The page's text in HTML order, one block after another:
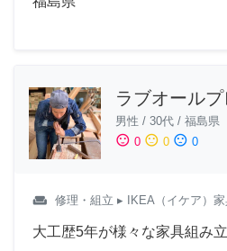
ラブオールプ
男性 / 30代 / 福島県
sentiment_satisfied 0 sentiment_neutral 0 sentiment_dissatisfied 0
weekend 修理・組立 ▸ IKEA（イケア）
大工歴5年が様々な家具組み